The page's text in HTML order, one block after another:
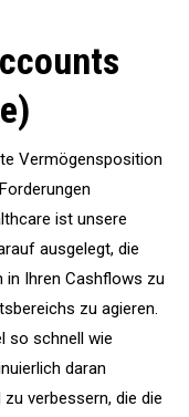
Vermögensposition
ist unsere
ausgelegt, die
in Ihren Cashflows zu
zu agieren.
so schnell wie
daran
verbessern, die die